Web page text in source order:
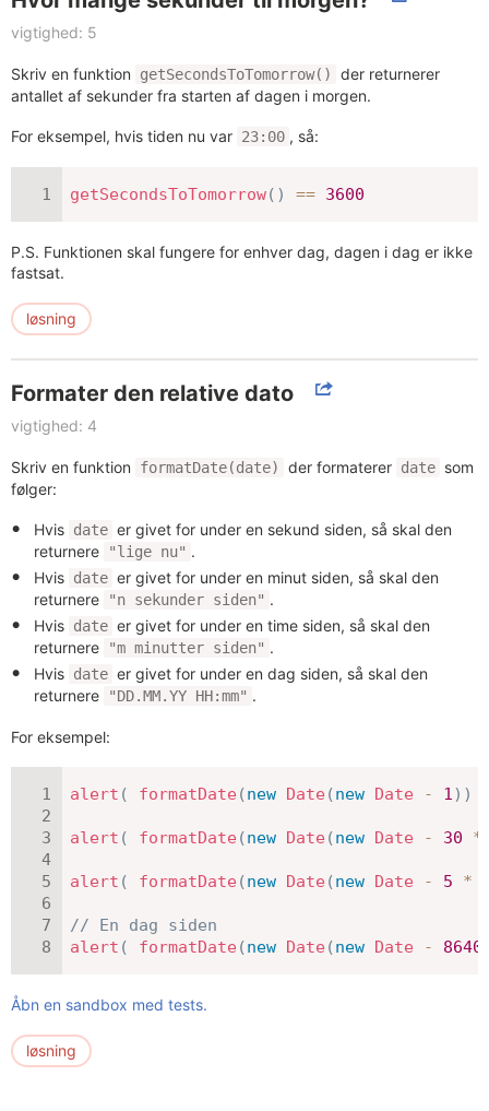
vigtighed: 5
Skriv en funktion getSecondsToTomorrow()
der returnerer
antallet af sekunder fra starten af dagen i morgen.
For eksempel, hvis tiden nu var 23:00 , så:
getSecondsToTomorrow( ) == 3600
P.S. Funktionen skal fungere for enhver dag, dagen i dag er ikke
fastsat.
løsning
Formater den relative dato
vigtighed: 4
Skriv en funktion formatDate(date) der formaterer date som
følger:
Hvis date er givet for under en sekund siden, så skal den
returnere
"lige nu" .
Hvis date er givet for under en minut siden, så skal den
returnere
"n sekunder siden" .
Hvis date er givet for under en time siden, så skal den
returnere
"m minutter siden" .
Hvis date er givet for under en dag siden, så skal den
returnere
"DD.MM.YY HH:mm" .
For eksempel:
alert ( formatDate (new Date (new Date - 1) )
alert ( formatDate (new Date (new Date - 30 *
alert ( formatDate (new Date (new Date - 5 *
// En dag siden
alert ( formatDate (new Date (new Date -
Åbn en sandbox med tests.
løsning